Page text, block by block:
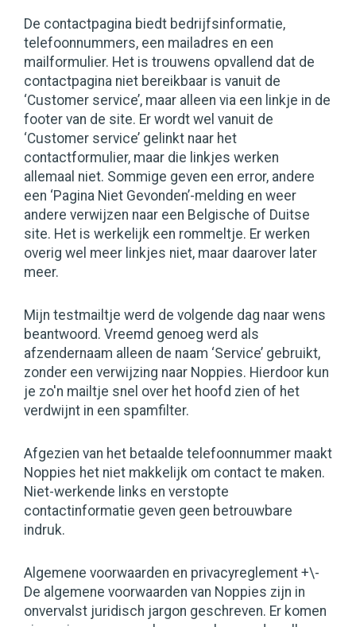
De contactpagina biedt bedrijfsinformatie,
telefoonnummers, een mailadres en een
mailformulier. Het is trouwens opvallend dat de
contactpagina niet bereikbaar is vanuit de
‘Customer service’, maar alleen via een linkje in de
footer van de site. Er wordt wel vanuit de
‘Customer service’ gelinkt naar het
contactformulier, maar die linkjes werken
allemaal niet. Sommige geven een error, andere
een ‘Pagina Niet Gevonden’-melding en weer
andere verwijzen naar een Belgische of Duitse
site. Het is werkelijk een rommeltje. Er werken
overig wel meer linkjes niet, maar daarover later
meer.
Mijn testmailtje werd de volgende dag naar wens
beantwoord. Vreemd genoeg werd als
afzendernaam alleen de naam ‘Service’ gebruikt,
zonder een verwijzing naar Noppies. Hierdoor kun
je zo'n mailtje snel over het hoofd zien of het
verdwijnt in een spamfilter.
Afgezien van het betaalde telefoonnummer maakt
Noppies het niet makkelijk om contact te maken.
Niet-werkende links en verstopte
contactinformatie geven geen betrouwbare
indruk.
Algemene voorwaarden en privacyreglement +\-
De algemene voorwaarden van Noppies zijn in
onvervalst juridisch jargon geschreven. Er komen